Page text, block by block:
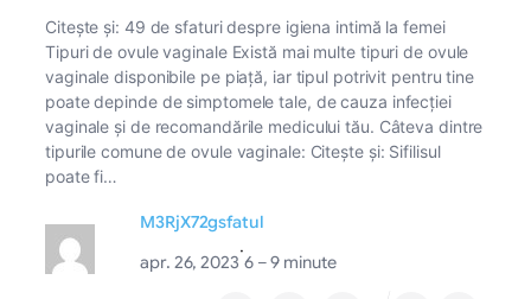
Citește și: 49 de sfaturi despre igiena intimă la femei
Tipuri de ovule vaginale Există mai multe tipuri de ovule
vaginale disponibile pe piață, iar tipul potrivit pentru tine
poate depinde de simptomele tale, de cauza infecției
vaginale și de recomandările medicului tău. Câteva dintre
tipurile comune de ovule vaginale: Citește și: Sifilisul
poate fi…
M3RjX72gsfatul
apr. 26, 2023
·
6 – 9 minute